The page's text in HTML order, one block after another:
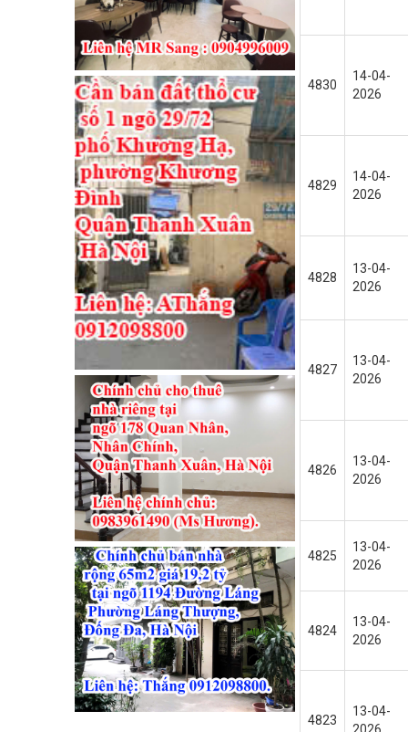
4830
14-04-
2026
4829
14-04-
2026
4828
13-04-
2026
4827
13-04-
2026
4826
13-04-
2026
4825
13-04-
2026
4824
13-04-
2026
4823
13-04-